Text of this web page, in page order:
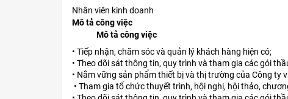
Nhân viên kinh doanh
Mô tả công việc
Mô tả công việc
• Tiếp nhận, chăm sóc và quản lý khách hàng hiện có;
• Theo dõi sát thông tin, quy trình và tham gia các gói
• Nắm vững sản phẩm thiết bị và thị trường của Công ty
• Tham gia tổ chức thuyết trình, hội nghị, hội thảo,